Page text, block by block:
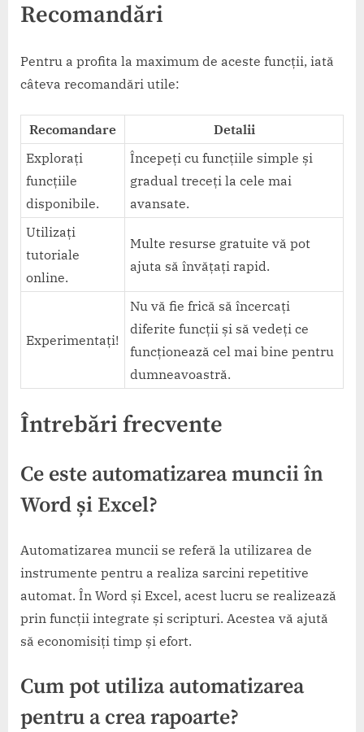
Recomandări
Pentru a profita la maximum de aceste funcții, iată
câteva recomandări utile:
Recomandare
Detalii
Explorați
funcțiile
disponibile.
Începeți cu funcțiile simple și
gradual treceți la cele mai
avansate.
Utilizați
tutoriale
online.
Multe resurse gratuite vă pot
ajuta să învățați rapid.
Experimentați!
Nu vă fie frică să încercați
diferite funcții și să vedeți ce
funcționează cel mai bine pentru
dumneavoastră.
Întrebări frecvente
Ce este automatizarea muncii în
Word și Excel?
Automatizarea muncii se referă la utilizarea de
instrumente pentru a realiza sarcini repetitive
automat. În Word și Excel, acest lucru se realizează
prin funcții integrate și scripturi. Acestea vă ajută
să economisiți timp și efort.
Cum pot utiliza automatizarea
pentru a crea rapoarte?